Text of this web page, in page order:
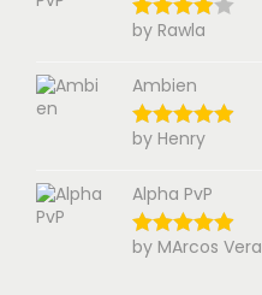
by Rawla
Ambien
by Henry
Alpha PvP
by MArcos Vera